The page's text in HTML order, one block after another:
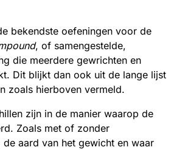
bekendste oefeningen voor de
, of samengestelde,
die meerdere gewrichten en
Dit blijkt dan ook uit de lange lijst
zoals hierboven vermeld.
zijn in de manier waarop de
Zoals met of zonder
aard van het gewicht en waar